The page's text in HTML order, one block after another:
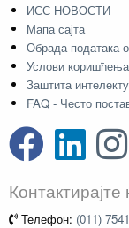
ИСС НОВОСТИ
Мапа сајта
Обрада података
Услови коришћења
Заштита
FAQ - Често
Контактирајте
Телефон: (011)